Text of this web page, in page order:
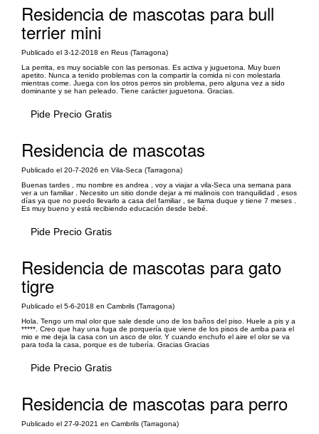
Residencia de mascotas para bull
terrier mini
Publicado el 3-12-2018 en Reus (Tarragona)
La perrita, es muy sociable con las personas. Es activa y juguetona. Muy buen
apetito. Nunca a tenido problemas con la compartir la comida ni con molestarla
mientras come. Juega con los otros perros sin problema, pero alguna vez a sido
dominante y se han peleado. Tiene carácter juguetona. Gracias.
Pide Precio Gratis
Residencia de mascotas
Publicado el 20-7-2026 en Vila-Seca (Tarragona)
Buenas tardes , mu nombre es andrea , voy a viajar a vila-Seca una semana para
ver a un familiar . Necesito un sitio donde dejar a mi malinois con tranquilidad , esos
días ya que no puedo llevarlo a casa del familiar , se llama duque y tiene 7 meses .
Es muy bueno y está recibiendo educación desde bebé.
Pide Precio Gratis
Residencia de mascotas para gato
tigre
Publicado el 5-6-2018 en Cambrils (Tarragona)
Hola. Tengo um mal olor que sale desde uno de los baños del piso. Huele a pis y a
*****. Creo que hay una fuga de porquería que viene de los pisos de arriba para el
mio e me deja la casa con un asco de olor. Y cuando enchufo el aire el olor se va
para toda la casa, porque es de tubería. Gracias Gracias
Pide Precio Gratis
Residencia de mascotas para perro
Publicado el 27-9-2021 en Cambrils (Tarragona)